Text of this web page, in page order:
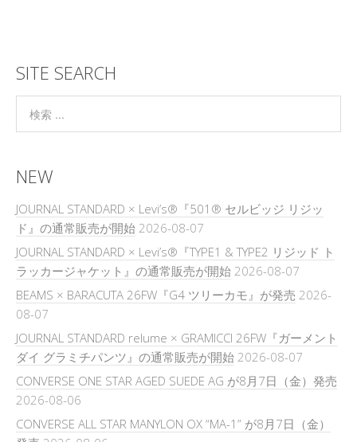
SITE SEARCH
NEW
JOURNAL STANDARD × Levi’s®『501® セルビッジ リジッ
ド』の通常販売が開始 2026-08-07
JOURNAL STANDARD × Levi’s®『TYPE1 & TYPE2 リジッド ト
ラッカージャケット』の通常販売が開始 2026-08-07
BEAMS × BARACUTA 26FW『G4 ツリーカモ』が発売 2026-
08-07
JOURNAL STANDARD relume × GRAMICCI 26FW『ガーメント
ダイ グラミチパンツ』の通常販売が開始 2026-08-07
CONVERSE ONE STAR AGED SUEDE AG が8月7日（金）発売
2026-08-06
CONVERSE ALL STAR MANYLON OX “MA-1” が8月7日（金）